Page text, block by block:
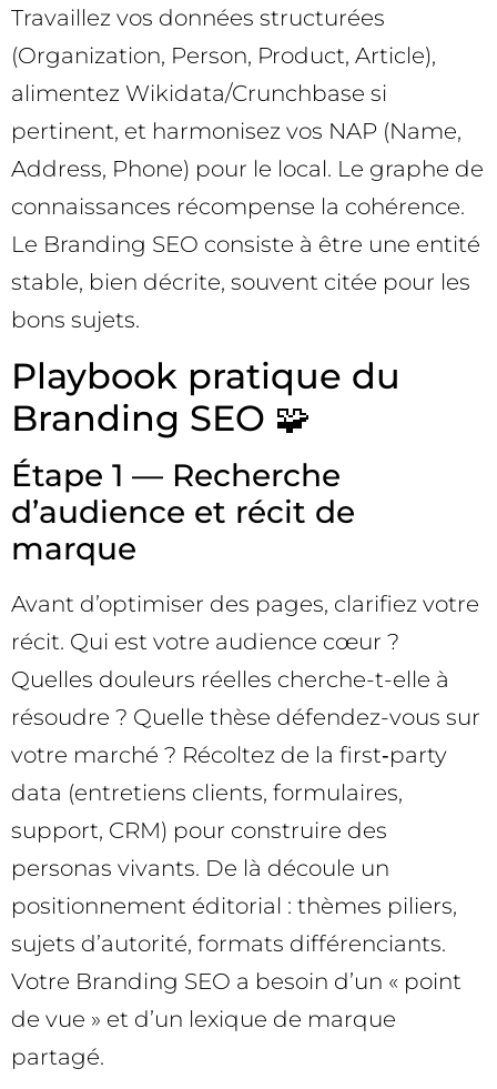
Travaillez vos données structurées
(Organization, Person, Product, Article),
alimentez Wikidata/Crunchbase si
pertinent, et harmonisez vos NAP (Name,
Address, Phone) pour le local. Le graphe de
connaissances récompense la cohérence.
Le Branding SEO consiste à être une entité
stable, bien décrite, souvent citée pour les
bons sujets.
Playbook pratique du
Branding SEO 🧩
Étape 1 — Recherche
d’audience et récit de
marque
Avant d’optimiser des pages, clarifiez votre
récit. Qui est votre audience cœur ?
Quelles douleurs réelles cherche-t-elle à
résoudre ? Quelle thèse défendez-vous sur
votre marché ? Récoltez de la first‑party
data (entretiens clients, formulaires,
support, CRM) pour construire des
personas vivants. De là découle un
positionnement éditorial : thèmes piliers,
sujets d’autorité, formats différenciants.
Votre Branding SEO a besoin d’un « point
de vue » et d’un lexique de marque
partagé.